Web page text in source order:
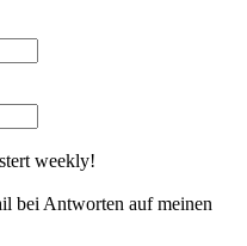
weekly!
bei Antworten auf meinen